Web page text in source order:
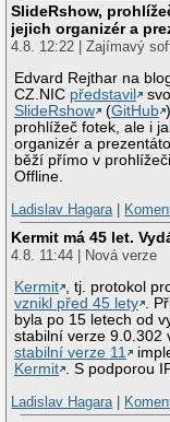
SlideRshow,
jejich organizér a
4.8. 12:22 | Zajímavý
Edvard Rejthar na
CZ.NIC představil
SlideRshow
(GitHub
prohlížeč fotek, ale i
organizér a
běží přímo v
Offline.
Ladislav Hagara |
Kermit má 45 let.
4.8. 11:44 | Nová verze
Kermit , tj. protokol
vznikl před 45 lety .
byla po 15 letech od
stabilní verze 9.0.302
stabilní verze 11
Kermit . S podporou
Ladislav Hagara |